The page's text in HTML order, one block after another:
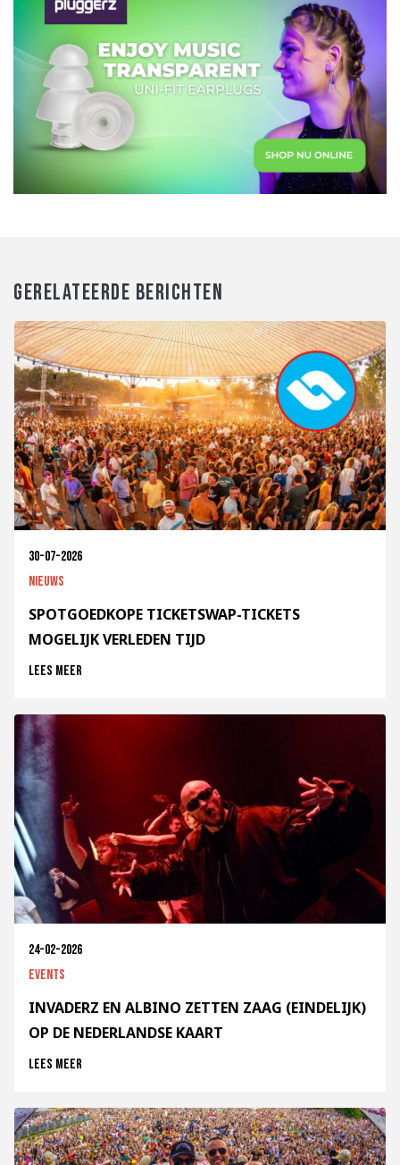
GERELATEERDE BERICHTEN
30-07-2026
Nieuws
SPOTGOEDKOPE TICKETSWAP-TICKETS
MOGELIJK VERLEDEN TIJD
Lees meer
24-02-2026
Events
INVADERZ EN ALBINO ZETTEN ZAAG (EINDELIJK)
OP DE NEDERLANDSE KAART
Lees meer